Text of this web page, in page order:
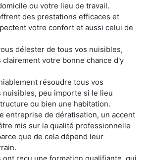
ou votre lieu de travail.
des prestations efficaces et
votre confort et aussi celui de
délester de tous vos nuisibles,
clairement votre bonne chance d'y
résoudre tous vos
nuisibles, peu importe si le lieu
ou bien une habitation.
entreprise de dératisation, un accent
mis sur la qualité professionnelle
que de cela dépend leur